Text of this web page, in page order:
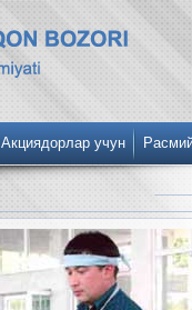
Акциядорлар учун